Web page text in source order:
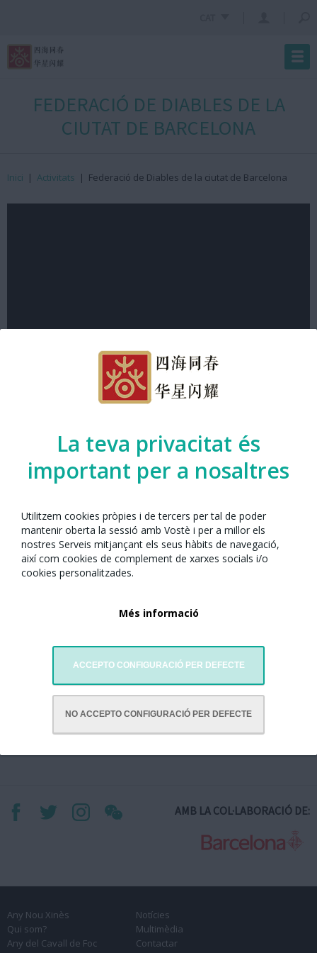
La teva privacitat és
important per a nosaltres
Utilitzem cookies pròpies i de tercers per tal de poder
mantenir oberta la sessió amb Vostè i per a millor els
nostres Serveis mitjançant els seus hàbits de navegació,
així com cookies de complement de xarxes socials i/o
cookies personalitzades.
Més informació
ACCEPTO CONFIGURACIÓ PER DEFECTE
NO ACCEPTO CONFIGURACIÓ PER DEFECTE
FEDERACIÓ DE DIABLES DE LA
CIUTAT DE BARCELONA
Inici | Activitats | Federació de Diables de la ciutat de Barcelona
La preparació i els correfocs de les colles de diables de Barcelona.
juntament amb:
AMB LA COL·LABORACIÓ DE:
Any Nou Xinès
Qui som?
Any del Cavall de Foc
Notícies
Multimèdia
Contactar